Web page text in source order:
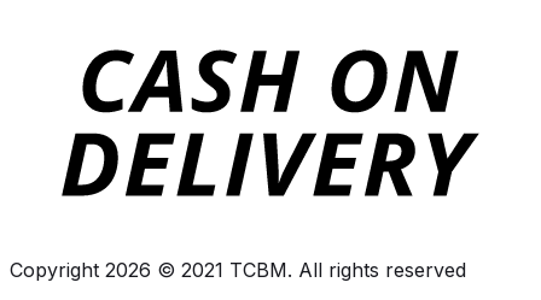
Copyright 2026 © 2021 TCBM. All rights reserved